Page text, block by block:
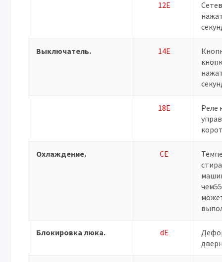
12E
Выключатель. 14E
18E
Реле
Охлаждение. СЕ
Блокировка люка. dE